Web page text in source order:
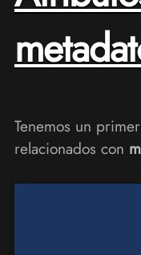
Tenemos un
relacionados con